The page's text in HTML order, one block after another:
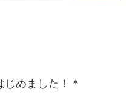
じめました！＊